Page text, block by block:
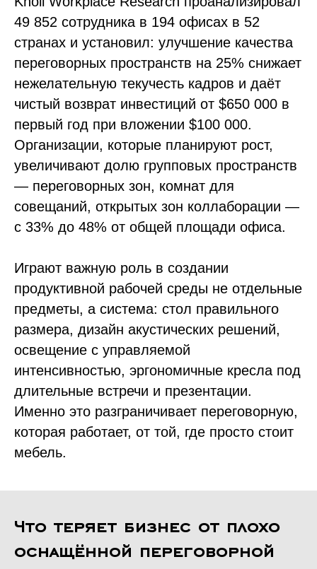
49 852 сотрудника в 194 офисах в 52
странах и установил: улучшение качества
переговорных пространств на 25% снижает
нежелательную текучесть кадров и даёт
чистый возврат инвестиций от $650 000 в
первый год при вложении $100 000.
Организации, которые планируют рост,
увеличивают долю групповых пространств
— переговорных зон, комнат для
совещаний, открытых зон коллаборации —
с 33% до 48% от общей площади офиса.
Играют важную роль в создании
продуктивной рабочей среды не отдельные
предметы, а система: стол правильного
размера, дизайн акустических решений,
освещение с управляемой
интенсивностью, эргономичные кресла под
длительные встречи и презентации.
Именно это разграничивает переговорную,
которая работает, от той, где просто стоит
мебель.
Что теряет бизнес от плохо
оснащённой переговорной